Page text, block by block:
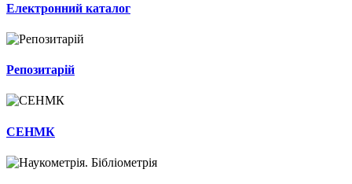
Електронний каталог
Репозитарій
СЕНМК